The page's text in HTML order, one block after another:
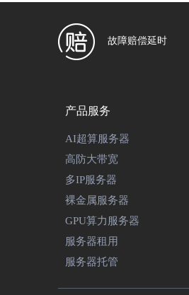
故障赔偿延时
产品服务
AI超算服务器
高防大带宽
多IP服务器
裸金属服务器
GPU算力服务器
服务器租用
服务器托管